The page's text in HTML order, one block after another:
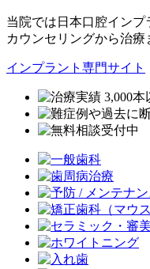
当院では日本口腔イン
カウンセリングから治
インプラント専門サイト